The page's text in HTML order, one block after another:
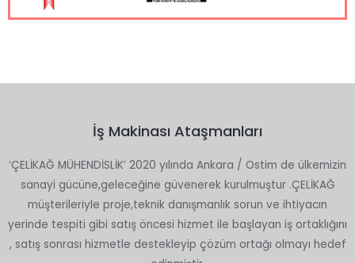
İş Makinası Ataşmanları
‘ÇELİKAĞ MÜHENDİSLİK’ 2020 yılında Ankara / Ostim de ülkemizin
sanayi gücüne,geleceğine güvenerek kurulmuştur .ÇELİKAĞ
müşterileriyle proje,teknik danışmanlık sorun ve ihtiyacın
yerinde tespiti gibi satış öncesi hizmet ile başlayan iş ortaklığını
, satış sonrası hizmetle destekleyip çözüm ortağı olmayı hedef